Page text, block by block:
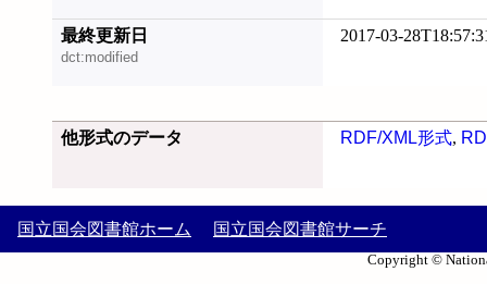
最終更新日
dct:modified
2017-03-
他形式のデータ RDF/XML形式,
国立国会図書館ホーム 国立国会図書館サーチ
Copyright ©